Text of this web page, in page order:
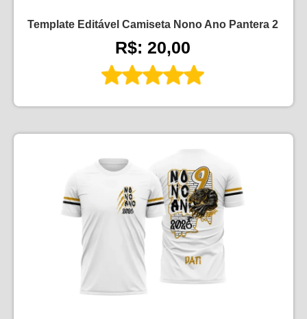
Template Editável Camiseta Nono Ano Pantera 2
R$: 20,00